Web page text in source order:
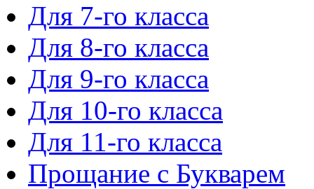
Для 7-го класса
Для 8-го класса
Для 9-го класса
Для 10-го класса
Для 11-го класса
Прощание с Букварем